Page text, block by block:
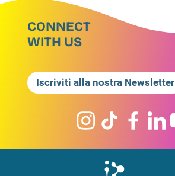
CONNECT
WITH US
Iscriviti alla nostra Newsletter